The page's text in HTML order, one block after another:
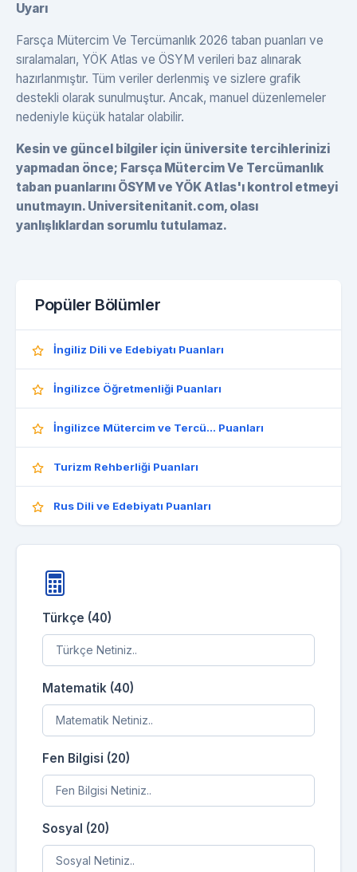
Uyarı
Farsça Mütercim Ve Tercümanlık 2026 taban puanları ve
sıralamaları, YÖK Atlas ve ÖSYM verileri baz alınarak
hazırlanmıştır. Tüm veriler derlenmiş ve sizlere grafik
destekli olarak sunulmuştur. Ancak, manuel düzenlemeler
nedeniyle küçük hatalar olabilir.
Kesin ve güncel bilgiler için üniversite tercihlerinizi
yapmadan önce; Farsça Mütercim Ve Tercümanlık
taban puanlarını ÖSYM ve YÖK Atlas'ı kontrol etmeyi
unutmayın. Universitenitanit.com, olası
yanlışlıklardan sorumlu tutulamaz.
Popüler Bölümler
İngiliz Dili ve Edebiyatı Puanları
İngilizce Öğretmenliği Puanları
İngilizce Mütercim ve Tercü... Puanları
Turizm Rehberliği Puanları
Rus Dili ve Edebiyatı Puanları
Türkçe (40)
Matematik (40)
Fen Bilgisi (20)
Sosyal (20)